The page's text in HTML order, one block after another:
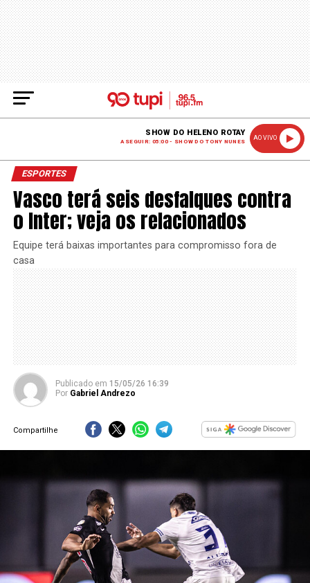
SHOW DO HELENO ROTAY
A SEGUIR: 05:00 - SHOW DO TONY NUNES
AO VIVO
ESPORTES
Vasco terá seis desfalques contra
o Inter; veja os relacionados
Equipe terá baixas importantes para compromisso fora de
casa
Publicado em 15/05/26 16:39
Por Gabriel Andrezo
Compartilhe